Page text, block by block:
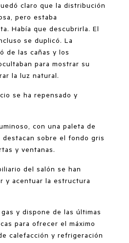
claro que la distribución
pero estaba
Había que descubrirla. El
se duplicó. La
de las cañas y los
para mostrar su
la luz natural.
se ha repensado y
con una paleta de
sobre el fondo gris
y ventanas.
del salón se han
y acentuar la estructura
y dispone de las últimas
para ofrecer el máximo
calefacción y refrigeración